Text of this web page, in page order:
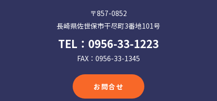
〒857-0852
長崎県佐世保市干尽町3番地101号
TEL： 0956-33-1223
FAX：0956-33-1345
お問合せ